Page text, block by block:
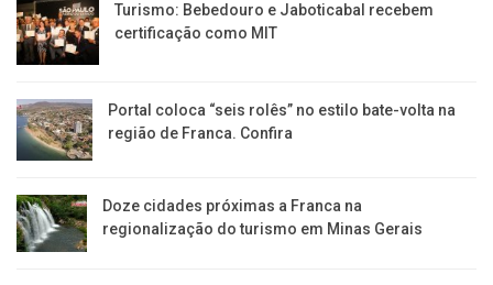
Turismo: Bebedouro e Jaboticabal recebem
certificação como MIT
Portal coloca “seis rolês” no estilo bate-volta na
região de Franca. Confira
​Doze cidades próximas a Franca na
regionalização do turismo em Minas Gerais